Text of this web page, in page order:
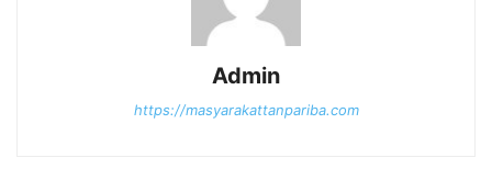
Admin
https://masyarakattanpariba.com